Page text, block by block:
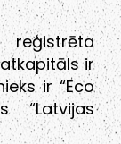
ir
ir “Eco
“Latvijas